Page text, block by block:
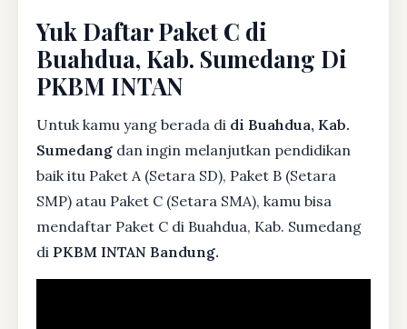
Yuk Daftar Paket C di
Buahdua, Kab. Sumedang Di
PKBM INTAN
Untuk kamu yang berada di di Buahdua, Kab.
Sumedang dan ingin melanjutkan pendidikan
baik itu Paket A (Setara SD), Paket B (Setara
SMP) atau Paket C (Setara SMA), kamu bisa
mendaftar Paket C di Buahdua, Kab. Sumedang
di PKBM INTAN Bandung.